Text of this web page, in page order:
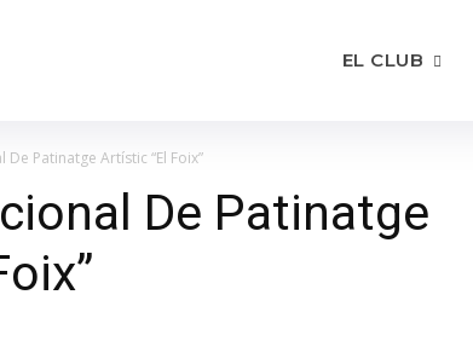
EL CLUB
Patinatge Artístic “El Foix”
De Patinatge